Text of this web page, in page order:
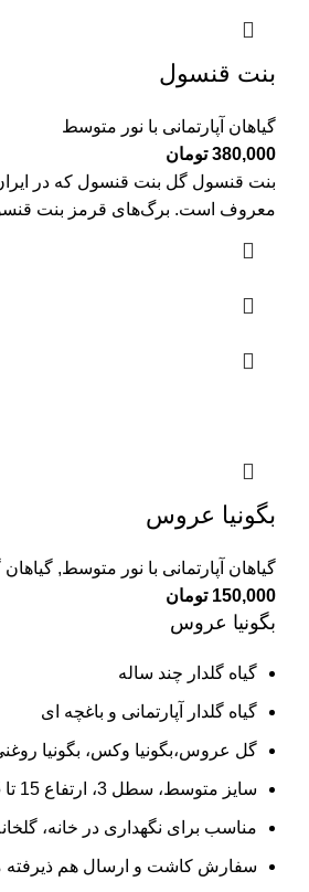
بنت قنسول
گیاهان آپارتمانی با نور متوسط
380,000 تومان
بنت قنسول گل بنت قنسول که در
معروف است. برگ‌های قرمز بنت
بگونیا عروس
گیاهان آپارتمانی با نور متوسط, گیاهان
150,000 تومان
بگونیا عروس
گیاه گلدار چند ساله
گیاه گلدار آپارتمانی و باغچه ای
گل عروس،بگونیا وکس، بگونیا
سایز متوسط، سطل 3، ارتفاع 15 تا 25
مناسب برای نگهداری در خانه،
سفارش کاشت و ارسال هم